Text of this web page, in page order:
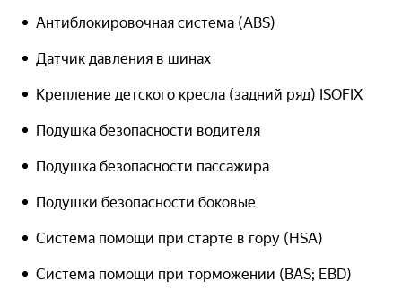
Антиблокировочная система (ABS)
Датчик давления в шинах
Крепление детского кресла (задний ряд) ISOFIX
Подушка безопасности водителя
Подушка безопасности пассажира
Подушки безопасности боковые
Система помощи при старте в гору (HSA)
Система помощи при торможении (BAS; EBD)